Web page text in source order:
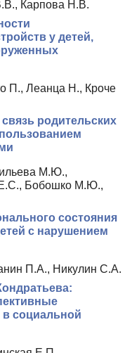
Карпова Н.В.
у детей,
П., Леанца Н., Кроче
родительских
М.Ю.,
Е.С., Бобошко М.Ю.,
состояния
с нарушением
П.А., Никулин С.А.
социальной